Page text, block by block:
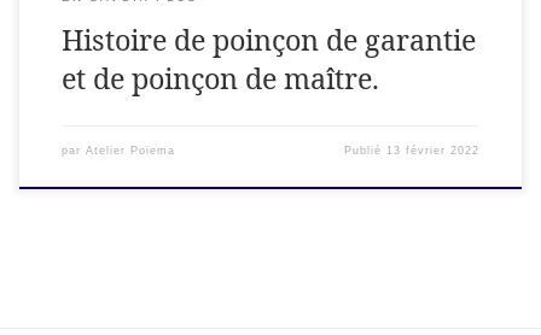
Histoire de poinçon de garantie
et de poinçon de maître.
par Atelier Poiema Publié 13 février 2022